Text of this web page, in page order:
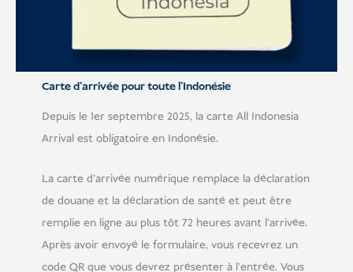
Carte d'arrivée pour toute l'Indonésie
Depuis le 1er septembre 2025, la carte All Indonesia
Arrival est obligatoire en Indonésie.
La carte d'arrivée numérique remplace la déclaration
de douane et la déclaration de santé et peut être
remplie en ligne au plus tôt 72 heures avant l'arrivée.
Après avoir envoyé le formulaire, vous recevrez un
code QR que vous devrez présenter à l'entrée. Vous